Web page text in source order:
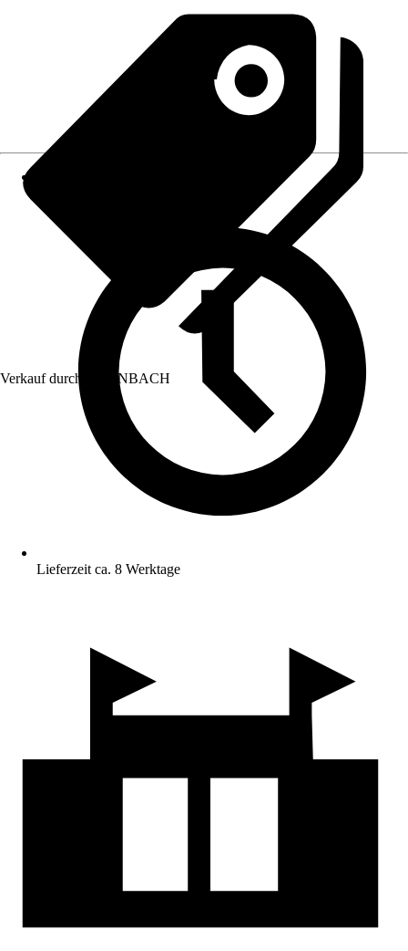
Verkauf durch: HORNBACH
Lieferzeit ca. 8 Werktage